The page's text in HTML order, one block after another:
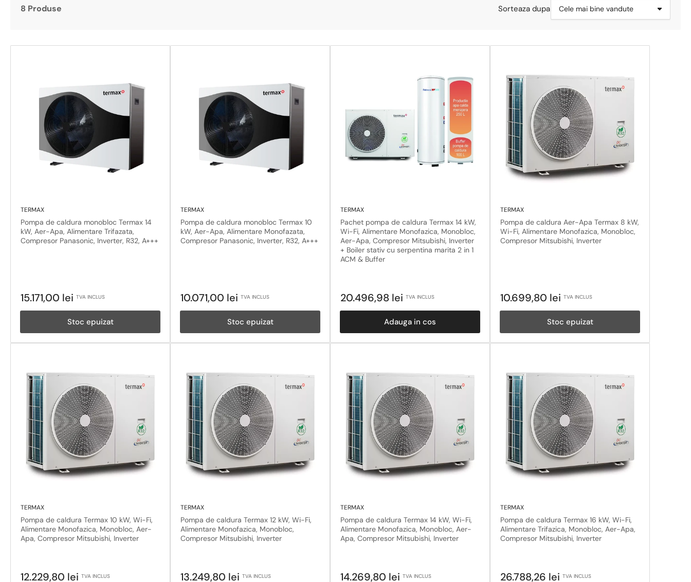
Sorteaza dupa
8 Produse
TERMAX
Pompa de caldura monobloc Termax 14
kW, Aer-Apa, Alimentare Trifazata,
Compresor Panasonic, Inverter, R32, A+++
Pret
15.171,00 lei TVA INCLUS
Stoc epuizat
TERMAX
Pompa de caldura monobloc Termax 10
kW, Aer-Apa, Alimentare Monofazata,
Compresor Panasonic, Inverter, R32, A+++
Pret
10.071,00 lei TVA INCLUS
Stoc epuizat
TERMAX
Pachet pompa de caldura Termax 14 kW,
Wi-Fi, Alimentare Monofazica, Monobloc,
Aer-Apa, Compresor Mitsubishi, Inverter
+ Boiler stativ cu serpentina marita 2 in 1
ACM & Buffer
Pret
20.496,98 lei TVA INCLUS
Adauga in cos
TERMAX
Pompa de caldura Aer-Apa Termax 8 kW,
Wi-Fi, Alimentare Monofazica, Monobloc,
Compresor Mitsubishi, Inverter
Pret
10.699,80 lei TVA INCLUS
Stoc epuizat
TERMAX
Pompa de caldura Termax 10 kW, Wi-Fi,
Alimentare Monofazica, Monobloc, Aer-
Apa, Compresor Mitsubishi, Inverter
Pret
12.229,80 lei TVA INCLUS
TERMAX
Pompa de caldura Termax 12 kW, Wi-Fi,
Alimentare Monofazica, Monobloc,
Compresor Mitsubishi, Inverter
Pret
13.249,80 lei TVA INCLUS
TERMAX
Pompa de caldura Termax 14 kW, Wi-Fi,
Alimentare Monofazica, Monobloc, Aer-
Apa, Compresor Mitsubishi, Inverter
Pret
14.269,80 lei TVA INCLUS
TERMAX
Pompa de caldura Termax 16 kW, Wi-Fi,
Alimentare Trifazica, Monobloc, Aer-Apa,
Compresor Mitsubishi, Inverter
Pret
26.788,26 lei TVA INCLUS